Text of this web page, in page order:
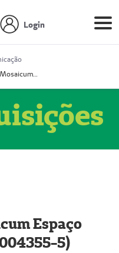
Login
Prestador Mosaicum Espaço Clínico Eireli (51004355-5)
Espaço
5)